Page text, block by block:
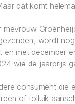
dat komt
mevrouw
wordt
en met december
wie de jaarprijs
consument die
of rolluik